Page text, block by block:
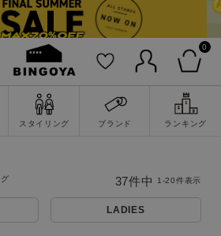
0
スタイリング ブランド ランキング
LADIES
37件中 1-20件表示